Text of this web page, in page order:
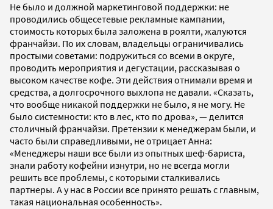
Не было и должной маркетинговой поддержки: не
проводились общесетевые рекламные кампании,
стоимость которых была заложена в роялти, жалуются
франчайзи. По их словам, владельцы ограничивались
простыми советами: подружиться со всеми в округе,
проводить мероприятия и дегустации, рассказывая о
высоком качестве кофе. Эти действия отнимали время и
средства, а долгосрочного выхлопа не давали. «Сказать,
что вообще никакой поддержки не было, я не могу. Не
было системности: кто в лес, кто по дрова»,—делится
столичный франчайзи. Претензии к менеджерам были, и
часто были справедливыми, не отрицает Анна:
«Менеджеры наши все были из опытных шеф-бариста,
знали работу кофейни изнутри, но не всегда могли
решить все проблемы, с которыми сталкивались
партнеры. А у нас в России все принято решать с главным,
такая национальная особенность».